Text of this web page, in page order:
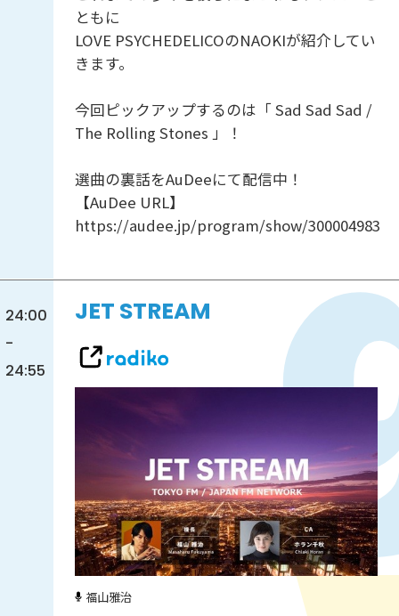
ともに
LOVE PSYCHEDELICOのNAOKIが紹介してい
きます。
今回ピックアップするのは「 Sad Sad Sad /
The Rolling Stones 」！
選曲の裏話をAuDeeにて配信中！
【AuDee URL】
https://audee.jp/program/show/300004983
24:00
-
24:55
JET STREAM
福山雅治